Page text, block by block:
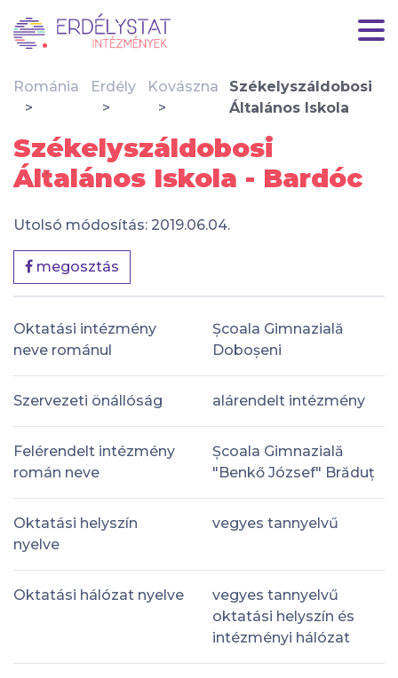
Románia Erdély Kovászna
Székelyszáldobosi
Általános Iskola
Székelyszáldobosi
Általános Iskola - Bardóc
Utolsó módosítás: 2019.06.04.
megosztás
Oktatási intézmény
neve románul
Școala Gimnazială
Doboșeni
Szervezeti önállóság alárendelt intézmény
Felérendelt intézmény
román neve
Școala Gimnazială
"Benkő József" Brăduț
Oktatási helyszín
nyelve
vegyes tannyelvű
Oktatási hálózat nyelve
vegyes tannyelvű
oktatási helyszín és
intézményi hálózat